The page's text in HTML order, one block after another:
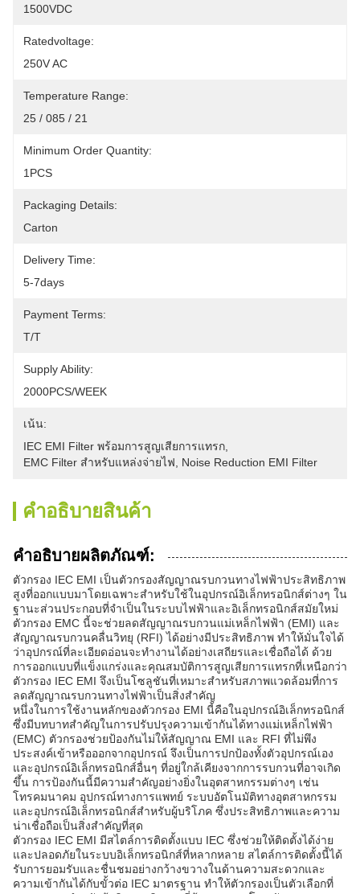
1500VDC
Ratedvoltage:
250V AC
Temperature Range:
25 / 085 / 21
Minimum Order Quantity:
1PCS
Packaging Details:
Carton
Delivery Time:
5-7days
Payment Terms:
T/T
Supply Ability:
2000PCS/WEEK
เน้น:
IEC EMI Filter พร้อมการสูญเสียการแทรก
EMC Filter สำหรับแหล่งจ่ายไฟ
Noise Reduction EMI Filter
คําอธิบายสินค้า
คำอธิบายผลิตภัณฑ์:
ตัวกรอง IEC EMI เป็นตัวกรองสัญญาณรบกวนทางไฟฟ้าประสิทธิภาพ
สูงที่ออกแบบมาโดยเฉพาะสำหรับใช้ในอุปกรณ์อิเล็กทรอนิกส์ต่างๆ ใน
ฐานะส่วนประกอบที่จำเป็นในระบบไฟฟ้าและอิเล็กทรอนิกส์สมัยใหม่
ตัวกรอง EMC นี้จะช่วยลดสัญญาณรบกวนแม่เหล็กไฟฟ้า (EMI) และ
สัญญาณรบกวนคลื่นวิทยุ (RFI) ได้อย่างมีประสิทธิภาพ ทำให้มั่นใจได้
ว่าอุปกรณ์ที่ละเอียดอ่อนจะทำงานได้อย่างเสถียรและเชื่อถือได้ ด้วย
การออกแบบที่แข็งแกร่งและคุณสมบัติการสูญเสียการแทรกที่เหนือกว่า
ตัวกรอง IEC EMI จึงเป็นโซลูชันที่เหมาะสำหรับสภาพแวดล้อมที่การ
ลดสัญญาณรบกวนทางไฟฟ้าเป็นสิ่งสำคัญ
หนึ่งในการใช้งานหลักของตัวกรอง EMI นี้คือในอุปกรณ์อิเล็กทรอนิกส์
ซึ่งมีบทบาทสำคัญในการปรับปรุงความเข้ากันได้ทางแม่เหล็กไฟฟ้า
(EMC) ตัวกรองช่วยป้องกันไม่ให้สัญญาณ EMI และ RFI ที่ไม่พึง
ประสงค์เข้าหรือออกจากอุปกรณ์ จึงเป็นการปกป้องทั้งตัวอุปกรณ์เอง
และอุปกรณ์อิเล็กทรอนิกส์อื่นๆ ที่อยู่ใกล้เคียงจากการรบกวนที่อาจเกิด
ขึ้น การป้องกันนี้มีความสำคัญอย่างยิ่งในอุตสาหกรรมต่างๆ เช่น
โทรคมนาคม อุปกรณ์ทางการแพทย์ ระบบอัตโนมัติทางอุตสาหกรรม
และอุปกรณ์อิเล็กทรอนิกส์สำหรับผู้บริโภค ซึ่งประสิทธิภาพและความ
น่าเชื่อถือเป็นสิ่งสำคัญที่สุด
ตัวกรอง IEC EMI มีสไตล์การติดตั้งแบบ IEC ซึ่งช่วยให้ติดตั้งได้ง่าย
และปลอดภัยในระบบอิเล็กทรอนิกส์ที่หลากหลาย สไตล์การติดตั้งนี้ได้
รับการยอมรับและชื่นชมอย่างกว้างขวางในด้านความสะดวกและ
ความเข้ากันได้กับขั้วต่อ IEC มาตรฐาน ทำให้ตัวกรองเป็นตัวเลือกที่